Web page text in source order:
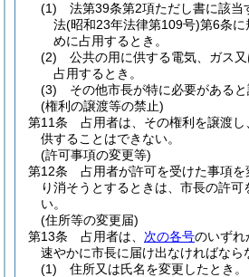
(1)
法第39条第2項ただし書に該当
法(昭和23年法律第109号)第6条に
めに占用するとき。
(2)
公共の用に供する電気、ガス
占用するとき。
(3)
その他市長が特に必要があると
(権利の譲渡等の禁止)
第11条
占用者は、その権利を譲渡
供することはできない。
(許可事項の変更等)
第12条
占用者が許可を受けた事項
り消そうとするときは、市長の許
い。
(住所等の変更届)
第13条
占用者は、 次の各号のいずれ
速やかに市長に届け出なければなら
(1)
住所又は氏名を変更したとき。